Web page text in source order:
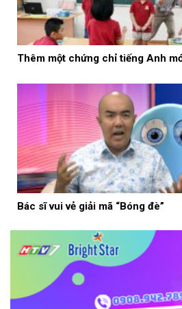
Thêm một chứng chỉ tiếng Anh
Bác sĩ vui vẻ giải mã “Bóng đè”